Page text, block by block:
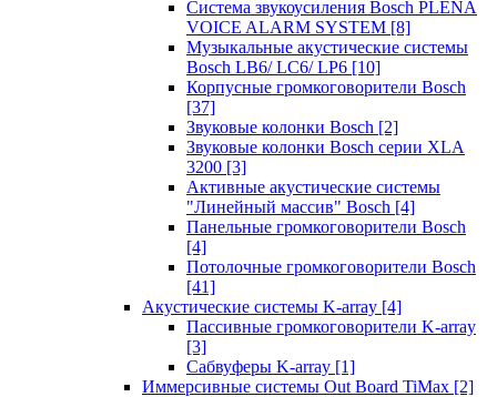
Система звукоусиления Bosch PLENA
VOICE ALARM SYSTEM [8]
Музыкальные акустические системы
Bosch LB6/ LC6/ LP6 [10]
Корпусные громкоговорители Bosch
[37]
Звуковые колонки Bosch [2]
Звуковые колонки Bosch серии XLA
3200 [3]
Активные акустические системы
"Линейный массив" Bosch [4]
Панельные громкоговорители Bosch
[4]
Потолочные громкоговорители Bosch
[41]
Акустические системы K-array [4]
Пассивные громкоговорители K-array
[3]
Сабвуферы K-array [1]
Иммерсивные системы Out Board TiMax [2]